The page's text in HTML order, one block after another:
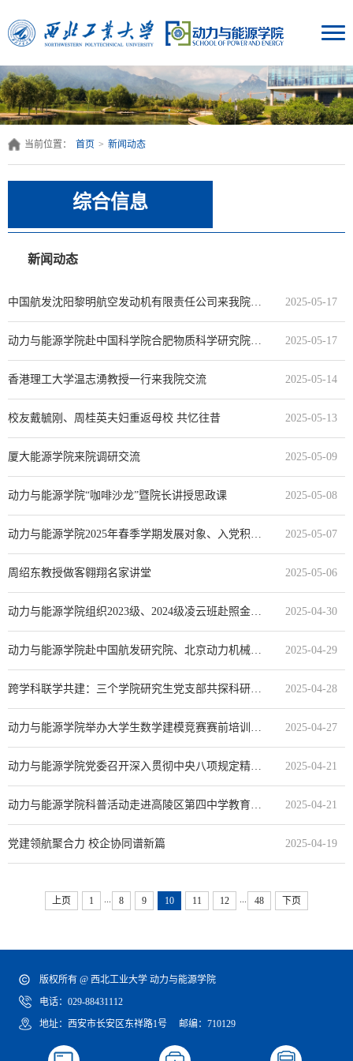
当前位置： 首页 > 新闻动态
综合信息
新闻动态
2025-05-17
2025-05-17
香港理工大学温志湧教授一行来我院交流 2025-05-14
校友戴毓刚、周桂英夫妇重返母校 共忆往昔 2025-05-13
厦大能源学院来院调研交流 2025-05-09
动力与能源学院“咖啡沙龙”暨院长讲授思政课 2025-05-08
2025-05-07
周绍东教授做客翱翔名家讲堂 2025-05-06
2025-04-30
2025-04-29
2025-04-28
2025-04-27
2025-04-21
2025-04-21
党建领航聚合力 校企协同谱新篇 2025-04-19
上页 1 ... 8 9 10 11 12 ... 48 下页
版权所有 @ 西北工业大学 动力与能源学院
电话：029-88431112
地址：西安市长安区东祥路1号 邮编：710129